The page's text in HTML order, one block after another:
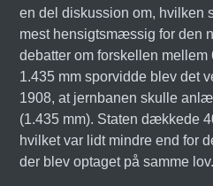
en del diskussion om, hvilken
mest hensigtsmæssig for den
debatter om forskellen mellem
1.435 mm sporvidde blev det
1908, at jernbanen skulle
(1.435 mm). Staten dækkede
hvilket var lidt mindre end for
der blev optaget på samme lov.